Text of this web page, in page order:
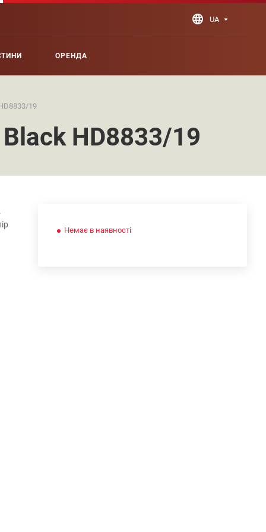
UA
ОРЕНДА
19
HD8833/19
Немає в наявності